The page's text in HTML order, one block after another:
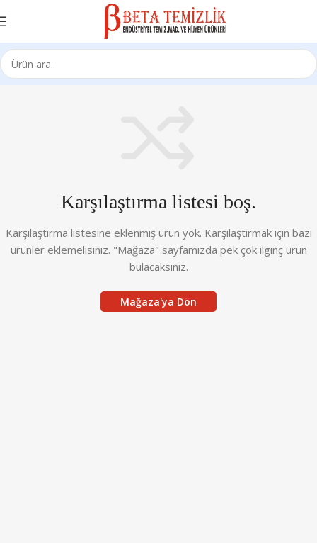
Karşılaştırma listesi boş.
Karşılaştırma listesine eklenmiş ürün yok. Karşılaştırmak için bazı
ürünler eklemelisiniz. "Mağaza" sayfamızda pek çok ilginç ürün
bulacaksınız.
Mağaza'ya Dön